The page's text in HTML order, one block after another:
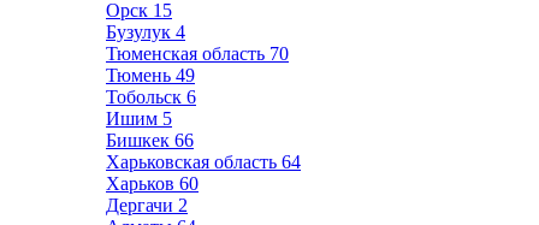
Орск 15
Бузулук 4
Тюменская область 70
Тюмень 49
Тобольск 6
Ишим 5
Бишкек 66
Харьковская область 64
Харьков 60
Дергачи 2